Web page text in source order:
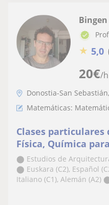
20€/h
Bingen
★ 5,0
Donostia-San
Matemáticas:
Clases particulares
Física, Química
⬤ Estudios de
⬤ Euskara (C2), Español
Italiano (C1), Alemán (A2)